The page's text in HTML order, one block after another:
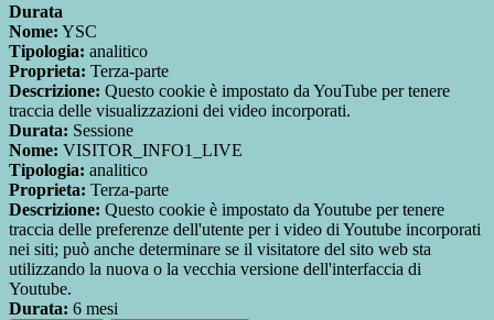
Durata
Nome: YSC
Tipologia: analitico
Proprieta: Terza-parte
Descrizione: Questo cookie è impostato da YouTube per tenere
traccia delle visualizzazioni dei video incorporati.
Durata: Sessione
Nome: VISITOR_INFO1_LIVE
Tipologia: analitico
Proprieta: Terza-parte
Descrizione: Questo cookie è impostato da Youtube per tenere
traccia delle preferenze dell'utente per i video di Youtube incorporati
nei siti; può anche determinare se il visitatore del sito web sta
utilizzando la nuova o la vecchia versione dell'interfaccia di
Youtube.
Durata: 6 mesi